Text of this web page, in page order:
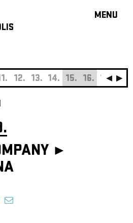
MENU
JAZZ
12. 13. 14. 15. 16. 17. 18.
►